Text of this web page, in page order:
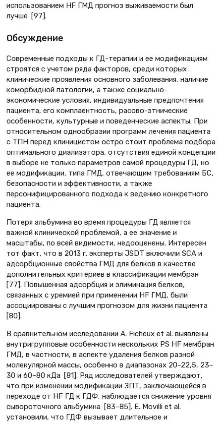
использованием HF ГМД прогноз выживаемости был
лучше [97].
Обсуждение
Современные подходы к ГД-терапии и ее модификациям
строятся с учетом ряда факторов, среди которых
клинические проявления основного заболевания, наличие
коморбидной патологии, а также социально-
экономические условия, индивидуальные предпочтения
пациента, его комплаентность, расово-этнические
особенности, культурные и поведенческие аспекты. При
относительном однообразии программ лечения пациента
с ТПН перед клиницистом остро стоит проблема подбора
оптимального диализатора, отсутствия единой концепции
в выборе не только параметров самой процедуры ГД, но
ее модификации, типа ГМД, отвечающим требованиям БС,
безопасности и эффективности, а также
персонифицированного подхода к ведению конкретного
пациента.
Потеря альбумина во время процедуры ГД является
важной клинической проблемой, а ее значение и
масштабы, по всей видимости, недооценены. Интересен
тот факт, что в 2013 г. эксперты JSDT включили SCА и
адсорбционные свойства ГМД для белков в качестве
дополнительных критериев в классификации мембран
[77]. Повышенная адсорбция и элиминация белков,
связанных с уремией при применении HF ГМД, были
ассоциированы с лучшим прогнозом для жизни пациента
[80].
В сравнительном исследовании A. Ficheux et al. выявлены
внутригрупповые особенности нескольких PS HF мембран
ГМД, в частности, в аспекте удаления белков разной
молекулярной массы, особенно в диапазонах 20–22,5, 23–
30 и 60–80 кДа [81]. Ряд исследователей утверждают,
что при изменении модификации ЗПТ, заключающейся в
переходе от HF ГД к ГДФ, наблюдается снижение уровня
сывороточного альбумина [83–85]. E. Movilli et al.
установили, что ГДФ вызывает длительное и